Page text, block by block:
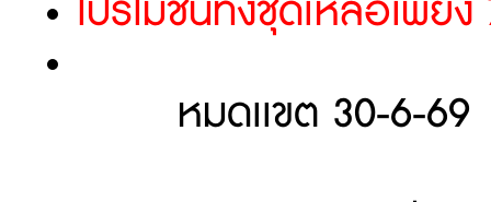
โปรโมชั่นทั้งชุดเหลือเพีย
หมดเเขต 30-6-69